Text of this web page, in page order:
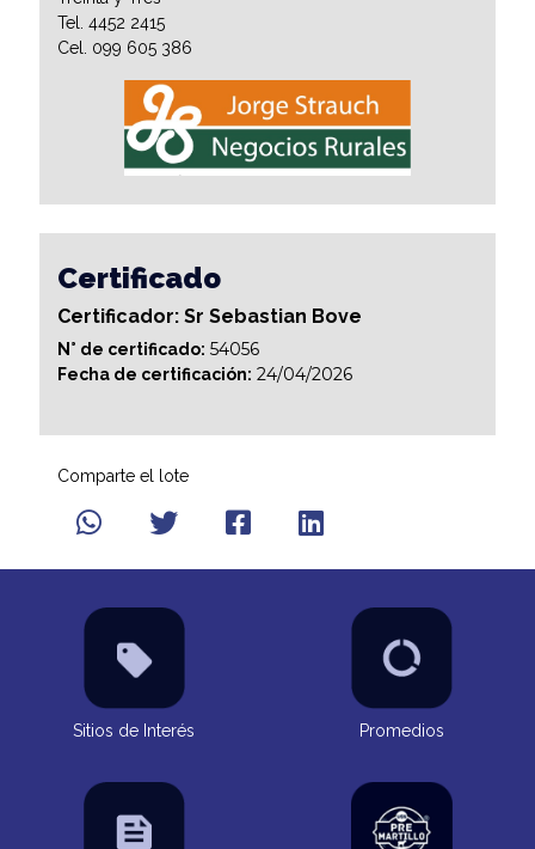
Tel. 4452 2415
Cel. 099 605 386
Certificado
Certificador: Sr Sebastian Bove
N° de certificado: 54056
Fecha de certificación: 24/04/2026
Comparte el lote
Sitios de Interés Promedios